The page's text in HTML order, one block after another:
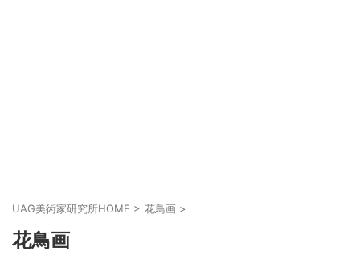
UAG美術家研究所HOME > 花鳥画 >
花鳥画